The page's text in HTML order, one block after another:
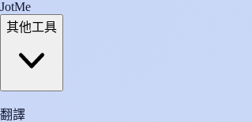
JotMe
其他工具
翻譯